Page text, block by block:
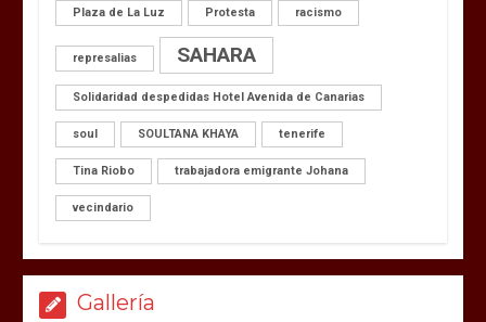
Plaza de La Luz Protesta racismo
represalias SAHARA
Solidaridad despedidas Hotel Avenida de Canarias
soul SOULTANA KHAYA tenerife
Tina Riobo trabajadora emigrante Johana
vecindario
Gallería